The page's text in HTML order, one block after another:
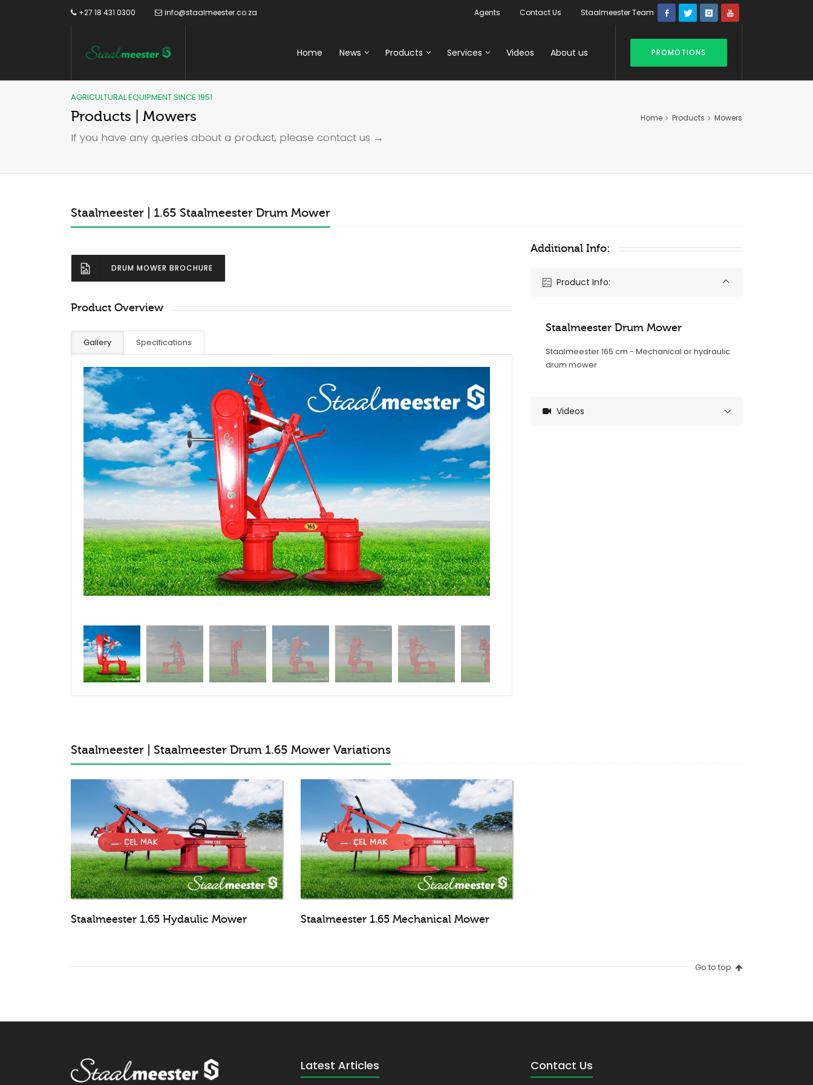
+27 18 431 0300 info@staalmeester.co.za Agents Contact Us Staalmeester Team
Home News Products Services Videos About us PROMOTIONS
AGRICULTURAL EQUIPMENT SINCE 1951
Products | Mowers
If you have any queries about a product, please contact us →
Home Products Mowers
Staalmeester | 1.65 Staalmeester Drum Mower
DRUM MOWER BROCHURE
Product Overview
Gallery Specifications
Additional Info:
Product Info:
Staalmeester Drum Mower
Staalmeester 165 cm - Mechanical or hydraulic
drum mower
Videos
Staalmeester | Staalmeester Drum 1.65 Mower Variations
Staalmeester 1.65 Hydaulic Mower Staalmeester 1.65 Mechanical Mower
Go to top
Latest Articles Contact Us